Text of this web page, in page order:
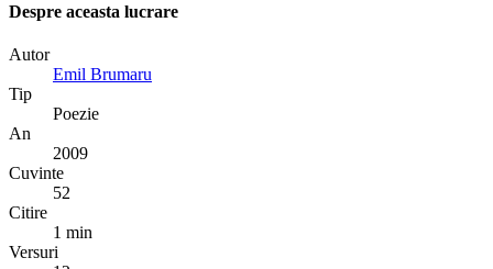
Despre aceasta lucrare
Autor
Emil Brumaru
Tip
Poezie
An
2009
Cuvinte
52
Citire
1 min
Versuri